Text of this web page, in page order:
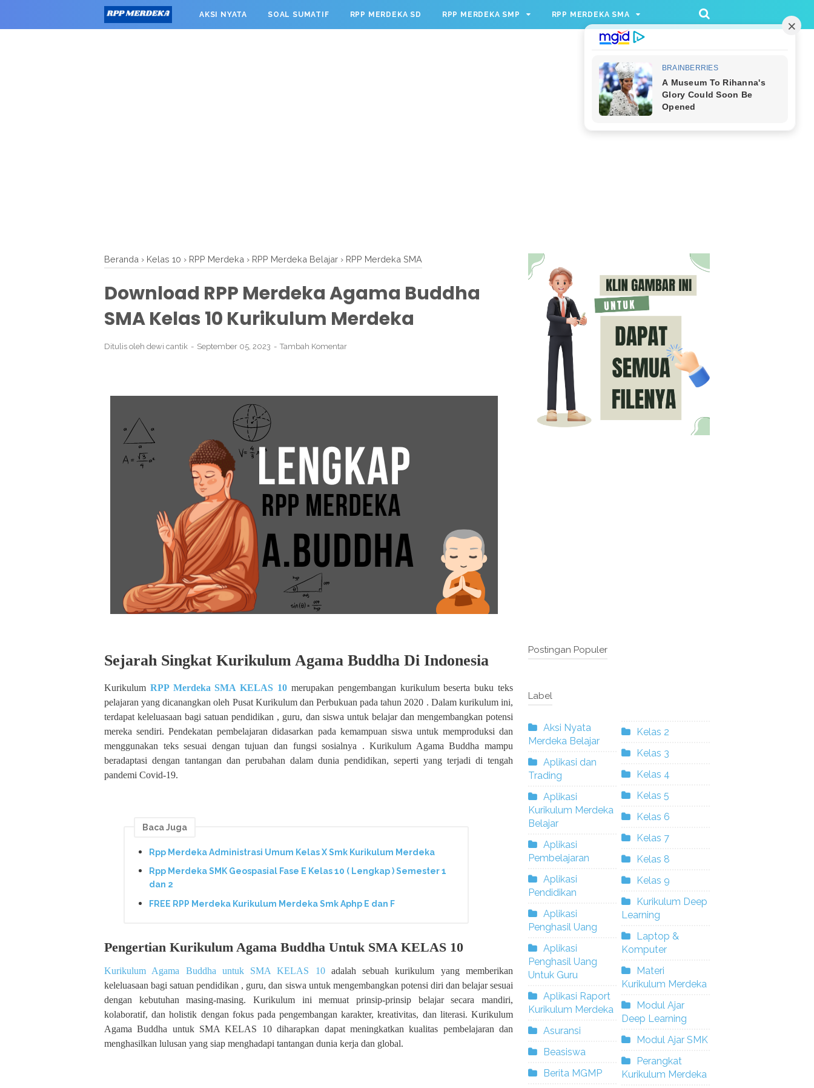
window.googletag = window.googletag || {cmd: []}; googletag.cmd.push(function() { googletag.defineSlot('/23209888932/rppmer', [336, 280], 'div-gpt-ad-1733174991559-
0').addService(googletag.pubads()); googletag.pubads().enableSingleRequest(); googletag.enableServices(); });
AKSI NYATA SOAL SUMATIF RPP MERDEKA SD RPP MERDEKA SMP RPP MERDEKA SMA
Beranda › Kelas 10 › RPP Merdeka › RPP Merdeka Belajar › RPP Merdeka SMA
Download RPP Merdeka Agama Buddha
SMA Kelas 10 Kurikulum Merdeka
Ditulis oleh dewi cantik September 05, 2023 Tambah Komentar
Sejarah Singkat Kurikulum Agama Buddha Di Indonesia
Kurikulum RPP Merdeka SMA KELAS 10 merupakan pengembangan kurikulum beserta buku teks
pelajaran yang dicanangkan oleh Pusat Kurikulum dan Perbukuan pada tahun 2020 . Dalam kurikulum ini,
terdapat keleluasaan bagi satuan pendidikan , guru, dan siswa untuk belajar dan mengembangkan potensi
mereka sendiri. Pendekatan pembelajaran didasarkan pada kemampuan siswa untuk memproduksi dan
menggunakan teks sesuai dengan tujuan dan fungsi sosialnya . Kurikulum Agama Buddha mampu
beradaptasi dengan tantangan dan perubahan dalam dunia pendidikan, seperti yang terjadi di tengah
pandemi Covid-19.
Baca Juga
Rpp Merdeka Administrasi Umum Kelas X Smk Kurikulum Merdeka
Rpp Merdeka SMK Geospasial Fase E Kelas 10 ( Lengkap ) Semester 1
dan 2
FREE RPP Merdeka Kurikulum Merdeka Smk Aphp E dan F
Pengertian Kurikulum Agama Buddha Untuk SMA KELAS 10
Kurikulum Agama Buddha untuk SMA KELAS 10adalah sebuah kurikulum yang memberikan
keleluasaan bagi satuan pendidikan , guru, dan siswa untuk mengembangkan potensi diri dan belajar sesuai
dengan kebutuhan masing-masing. Kurikulum ini memuat prinsip-prinsip belajar secara mandiri,
kolaboratif, dan holistik dengan fokus pada pengembangan karakter, kreativitas, dan literasi. Kurikulum
Agama Buddha untuk SMA KELAS 10 diharapkan dapat meningkatkan kualitas pembelajaran dan
menghasilkan lulusan yang siap menghadapi tantangan dunia kerja dan global.
Postingan Populer
Label
Aksi Nyata
Merdeka Belajar
Aplikasi dan
Trading
Aplikasi
Kurikulum Merdeka
Belajar
Aplikasi
Pembelajaran
Aplikasi
Pendidikan
Aplikasi
Penghasil Uang
Aplikasi
Penghasil Uang
Untuk Guru
Aplikasi Raport
Kurikulum Merdeka
Asuransi
Beasiswa
Berita MGMP
Kelas 2
Kelas 3
Kelas 4
Kelas 5
Kelas 6
Kelas 7
Kelas 8
Kelas 9
Kurikulum Deep
Learning
Laptop &
Komputer
Materi
Kurikulum Merdeka
Modul Ajar
Deep Learning
Modul Ajar SMK
Perangkat
Kurikulum Merdeka